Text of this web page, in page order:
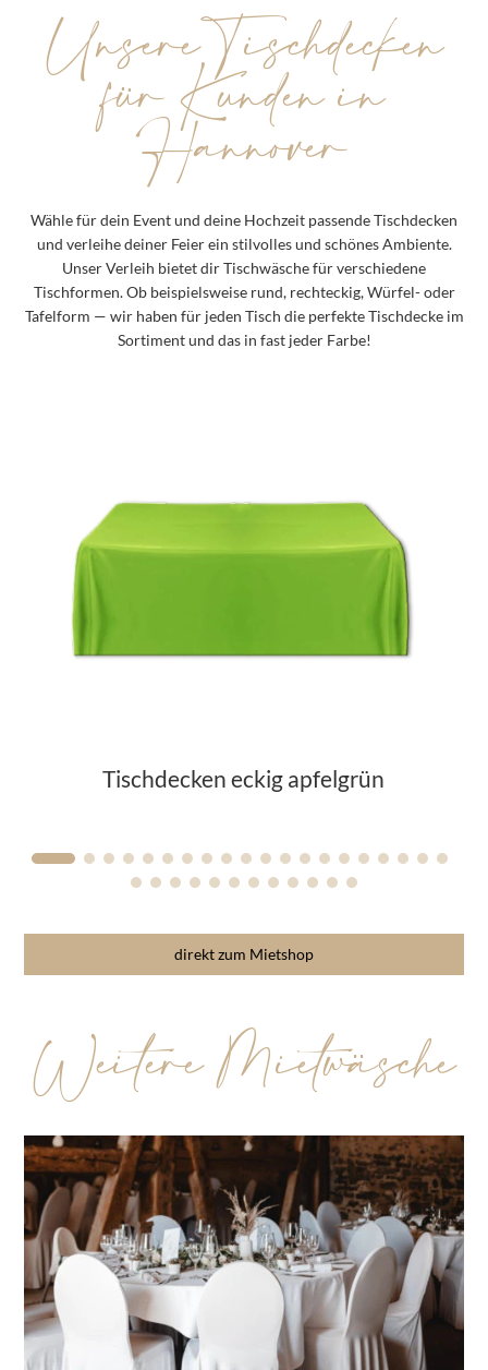
Unsere Tischdecken
für Kunden in
Hannover
Wähle für dein Event und deine Hochzeit passende Tischdecken
und verleihe deiner Feier ein stilvolles und schönes Ambiente.
Unser Verleih bietet dir Tischwäsche für verschiedene
Tischformen. Ob beispielsweise rund, rechteckig, Würfel- oder
Tafelform — wir haben für jeden Tisch die perfekte Tischdecke im
Sortiment und das in fast jeder Farbe!
Tischdecken eckig apfelgrün
direkt zum Mietshop
Weitere Mietwäsche